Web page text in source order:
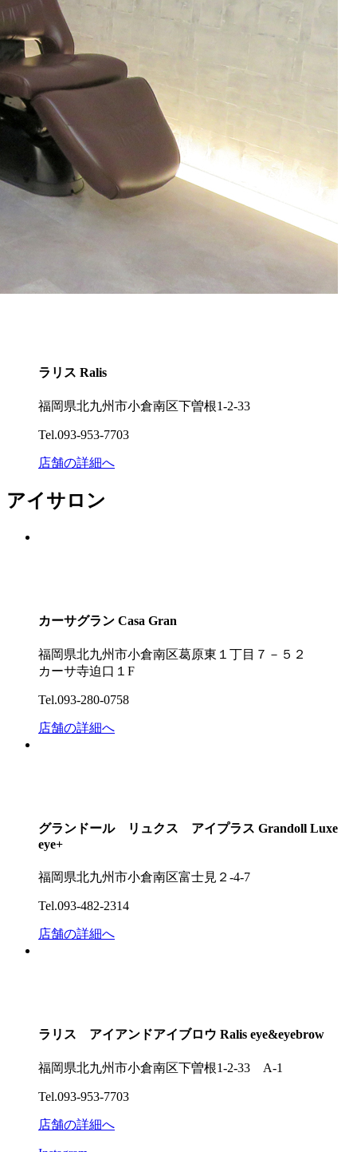
ラリス Ralis
福岡県北九州市小倉南区下曽根1-2-33
Tel.093-953-7703
店舗の詳細へ
アイサロン
カーサグラン Casa Gran
福岡県北九州市小倉南区葛原東１丁目７－５２
カーサ寺迫口１F
Tel.093-280-0758
店舗の詳細へ
グランドール リュクス アイプラス Grandoll Luxe
eye+
福岡県北九州市小倉南区富士見２-4-7
Tel.093-482-2314
店舗の詳細へ
ラリス アイアンドアイブロウ Ralis eye&eyebrow
福岡県北九州市小倉南区下曽根1-2-33 A-1
Tel.093-953-7703
店舗の詳細へ